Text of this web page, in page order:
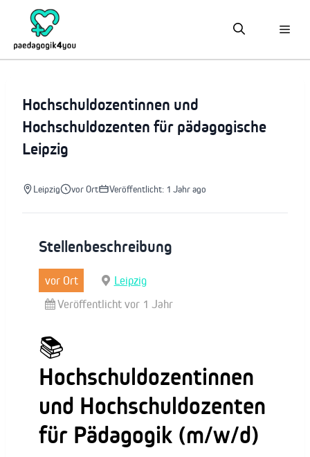
springen
Hochschuldozentinnen und
Hochschuldozenten für pädagogische
Leipzig
Leipzig vor Ort Veröffentlicht: 1 Jahr ago
Stellenbeschreibung
vor Ort
Leipzig
Veröffentlicht vor 1 Jahr
📚
Hochschuldozentinnen
und Hochschuldozenten
für Pädagogik (m/w/d)